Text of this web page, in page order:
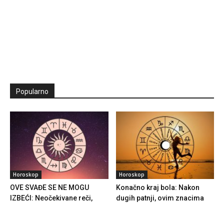
Popularno
Horoskop
OVE SVAĐE SE NE MOGU
IZBEĆI: Neočekivane reči,
Horoskop
Konačno kraj bola: Nakon
dugih patnji, ovim znacima